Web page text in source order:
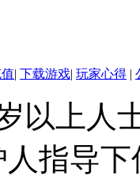
| 下载游戏| 玩家心得 |
以上人
指导